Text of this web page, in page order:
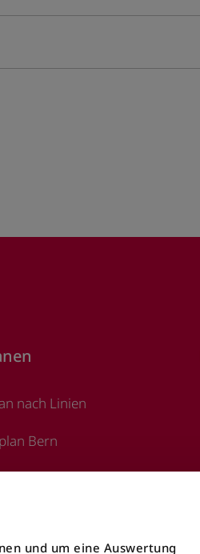
und um eine Auswertung
nach Linien
Bern